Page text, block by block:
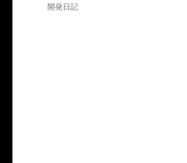
カ
開発日記